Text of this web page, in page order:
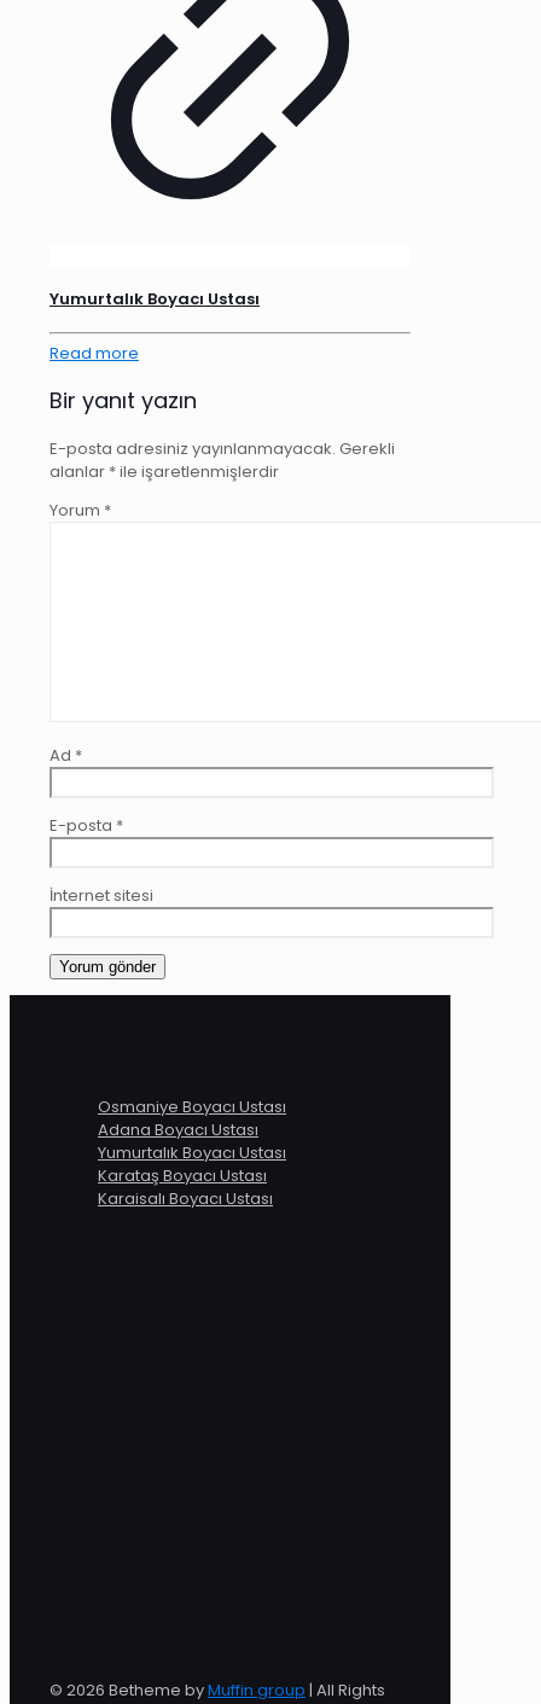
Yumurtalık Boyacı Ustası
Read more
Bir yanıt yazın
E-posta adresiniz yayınlanmayacak. Gerekli
alanlar *ile işaretlenmişlerdir
Yorum *
Ad *
E-posta *
İnternet sitesi
Osmaniye Boyacı Ustası
Adana Boyacı Ustası
Yumurtalık Boyacı Ustası
Karataş Boyacı Ustası
Karaisalı Boyacı Ustası
© 2026 Betheme byMuffin group | All Rights